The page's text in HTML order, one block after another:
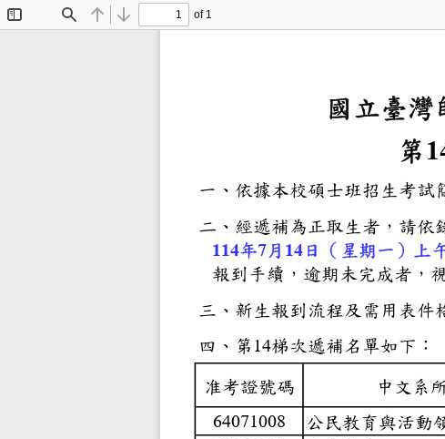
Find Previous
Next
of 1
准考證號碼中
64071008公民教
四、第
14梯次遞補
國
第
一、依據本校
二、經遞補為
114年7月 14日（星
報到手續，逾
三、新生報到